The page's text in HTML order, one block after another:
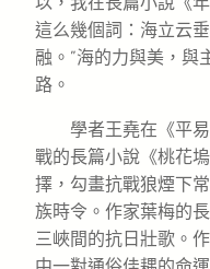
這么幾個詞：海立云
融。”海的力與美，與
路。
學者王堯在《平
戰的長篇小說《桃花
擇，勾畫抗戰狼煙下
族時令。作家葉梅的
三峽間的抗日壯歌。